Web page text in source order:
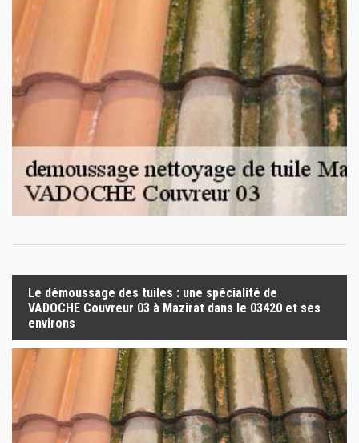
Le démoussage des tuiles : une spécialité de
VADOCHE Couvreur 03 à Mazirat dans le 03420 et ses
environs